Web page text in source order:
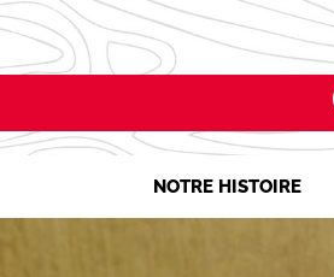
NOTRE HISTOIRE